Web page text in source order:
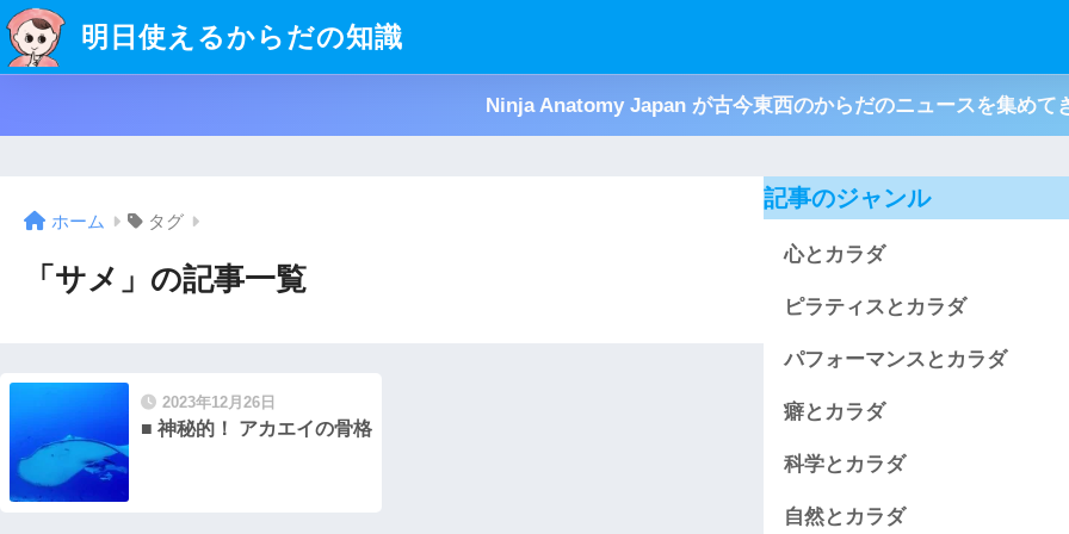
明日使えるからだの知識
Ninja Anatomy Japan が古今東西のからだのニュースを集めて
ホーム タグ
「サメ」の記事一覧
2023年12月26日
■ 神秘的！ アカエイの骨格
記事のジャンル
心とカラダ
ピラティスとカラダ
パフォーマンスとカラダ
癖とカラダ
科学とカラダ
自然とカラダ